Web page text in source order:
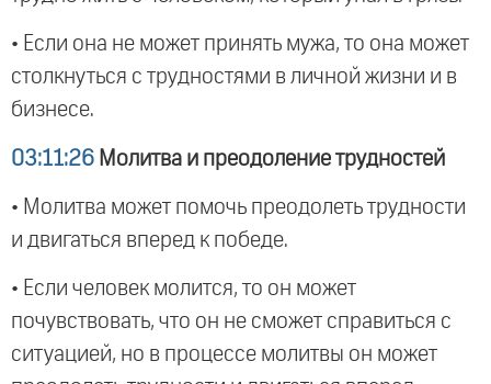
• Если она не может принять мужа, то она может
столкнуться с трудностями в личной жизни и в
бизнесе.
03:11:26 Молитва и преодоление трудностей
• Молитва может помочь преодолеть трудности
и двигаться вперед к победе.
• Если человек молится, то он может
почувствовать, что он не сможет справиться с
ситуацией, но в процессе молитвы он может